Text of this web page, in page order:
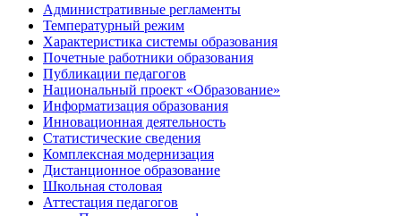
Административные регламенты
Температурный режим
Характеристика системы образования
Почетные работники образования
Публикации педагогов
Национальный проект «Образование»
Информатизация образования
Инновационная деятельность
Статистические сведения
Комплексная модернизация
Дистанционное образование
Школьная столовая
Аттестация педагогов